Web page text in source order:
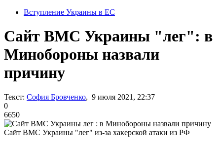
Вступление Украины в ЕС
Сайт ВМС Украины "лег": в
Минобороны назвали
причину
Текст: София Бровченко, 9 июля 2021, 22:37
0
6650
Сайт ВМС Украины "лег" из-за хакерской атаки из РФ